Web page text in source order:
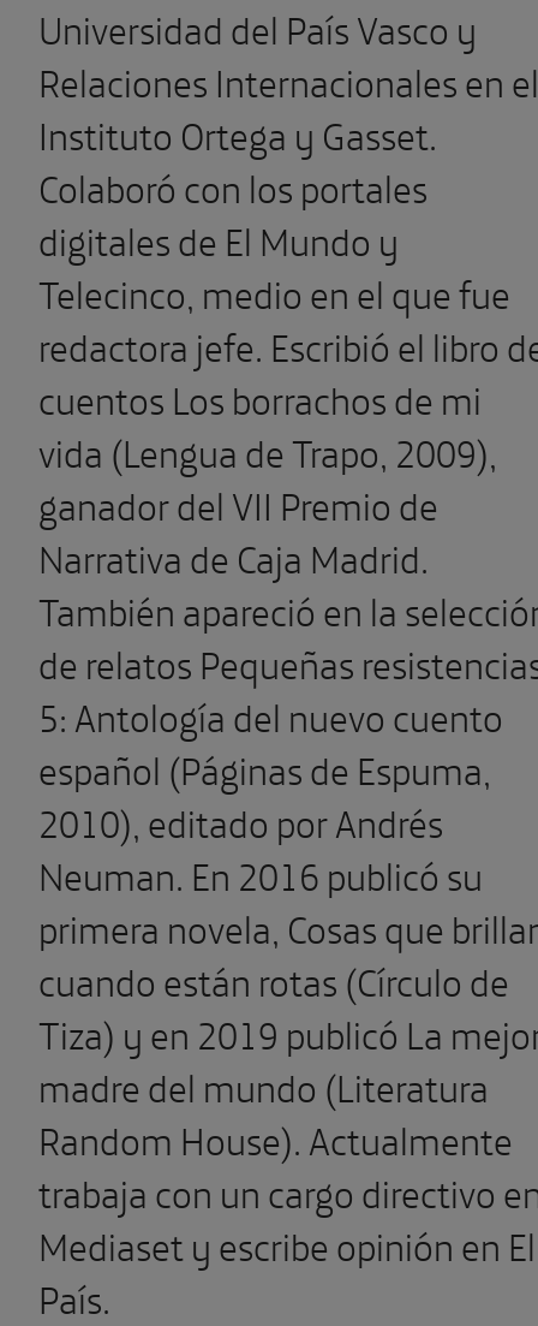
Universidad del País Vasco y
Relaciones Internacionales en el
Instituto Ortega y Gasset.
Colaboró con los portales
digitales de El Mundo y
Telecinco, medio en el que fue
redactora jefe. Escribió el libro
cuentos Los borrachos de mi
vida (Lengua de Trapo, 2009),
ganador del VII Premio de
Narrativa de Caja Madrid.
También apareció en la
de relatos Pequeñas
5: Antología del nuevo cuento
español (Páginas de Espuma,
2010), editado por Andrés
Neuman. En 2016 publicó su
primera novela, Cosas que
cuando están rotas (Círculo de
Tiza) y en 2019 publicó La
madre del mundo (Literatura
Random House). Actualmente
trabaja con un cargo directivo
Mediaset y escribe opinión en El
País.